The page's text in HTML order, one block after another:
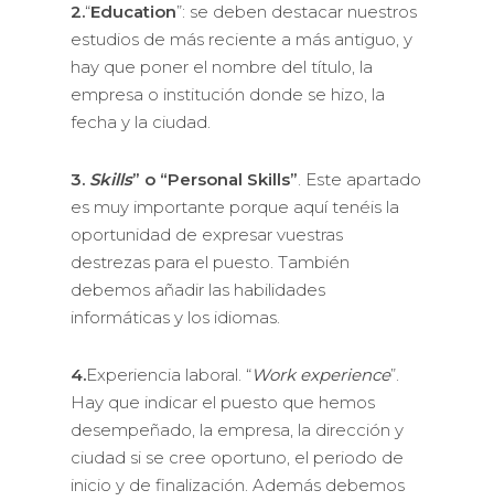
2.“Education”: se deben destacar nuestros
estudios de más reciente a más antiguo, y
hay que poner el nombre del título, la
empresa o institución donde se hizo, la
fecha y la ciudad.
3. Skills” o “Personal Skills”. Este apartado
es muy importante porque aquí tenéis la
oportunidad de expresar vuestras
destrezas para el puesto. También
debemos añadir las habilidades
informáticas y los idiomas.
4.Experiencia laboral. “Work experience”.
Hay que indicar el puesto que hemos
desempeñado, la empresa, la dirección y
ciudad si se cree oportuno, el periodo de
inicio y de finalización. Además debemos